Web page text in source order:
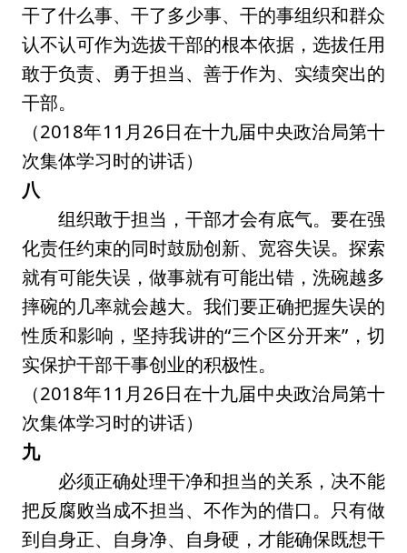
干了什么事、干了多少事、干的事组织和群众
认不认可作为选拔干部的根本依据，选拔任用
敢于负责、勇于担当、善于作为、实绩突出的
干部。
（2018年11月26日在十九届中央政治局第十
次集体学习时的讲话）
八
组织敢于担当，干部才会有底气。要在强
化责任约束的同时鼓励创新、宽容失误。探索
就有可能失误，做事就有可能出错，洗碗越多
摔碗的几率就会越大。我们要正确把握失误的
性质和影响，坚持我讲的“三个区分开来”，切
实保护干部干事创业的积极性。
（2018年11月26日在十九届中央政治局第十
次集体学习时的讲话）
九
必须正确处理干净和担当的关系，决不能
把反腐败当成不担当、不作为的借口。只有做
到自身正、自身净、自身硬，才能确保既想干